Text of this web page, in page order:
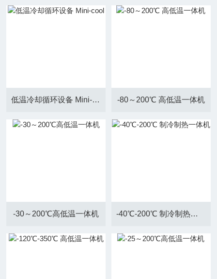
低温冷却循环设备 Mini-cool -80～200℃ 高低温一体机
-30～200℃高低温一体机 -40℃-200℃ 制冷制热一体机